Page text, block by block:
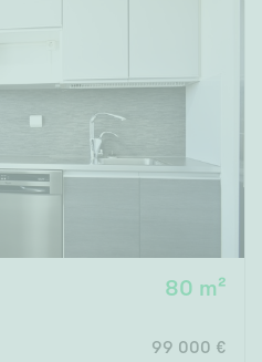
80 m²
99 000 €